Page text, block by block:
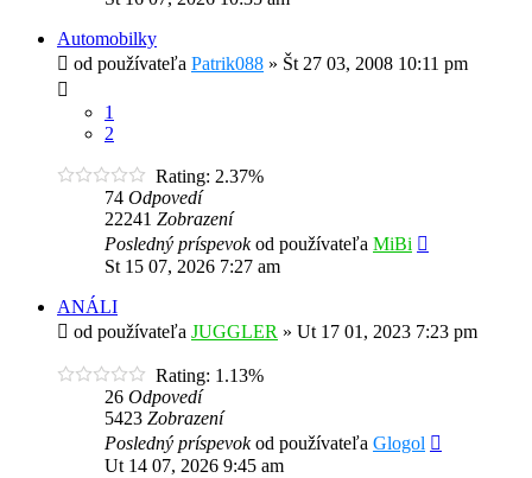
Automobilky
od používateľa Patrik088 » Št 27 03, 2008 10:11 pm
1
2
Rating: 2.37%
74 Odpovedí
22241 Zobrazení
Posledný príspevokod používateľa MiBi
St 15 07, 2026 7:27 am
ANÁLI
od používateľa JUGGLER » Ut 17 01, 2023 7:23 pm
Rating: 1.13%
26 Odpovedí
5423 Zobrazení
Posledný príspevokod používateľa Glogol
Ut 14 07, 2026 9:45 am